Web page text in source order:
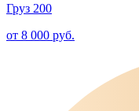
Груз 200
от 8 000 руб.